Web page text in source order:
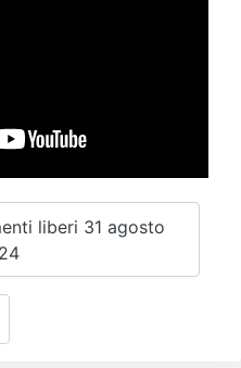
liberi 31 agosto